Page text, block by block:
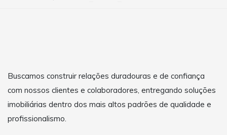
Buscamos construir relações duradouras e de confiança
com nossos clientes e colaboradores, entregando soluções
imobiliárias dentro dos mais altos padrões de qualidade e
profissionalismo.